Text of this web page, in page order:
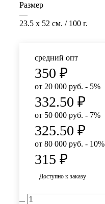
Размер
—
23.5 x 52 см. / 100 г.
средний опт
350 ₽
от 20 000 руб. - 5%
332.50 ₽
от 50 000 руб. - 7%
325.50 ₽
от 80 000 руб. - 10%
315 ₽
Доступно к заказу